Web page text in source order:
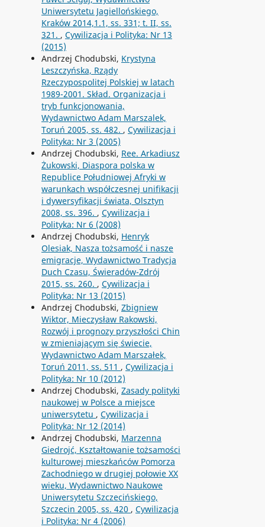
Uniwersytetu Jagiellońskiego,
Kraków 2014,1.1, ss. 331; t. II, ss.
321. , Cywilizacja i Polityka: Nr 13
(2015)
Andrzej Chodubski, Krystyna
Leszczyńska, Rządy
Rzeczypospolitej Polskiej w latach
1989-2001. Skład. Organizacja i
tryb funkcjonowania,
Wydawnictwo Adam Marszalek,
Toruń 2005, ss. 482. , Cywilizacja i
Polityka: Nr 3 (2005)
Andrzej Chodubski, Ree. Arkadiusz
Żukowski, Diaspora polska w
Republice Południowej Afryki w
warunkach współczesnej unifikacji
i dywersyfikacji świata, Olsztyn
2008, ss. 396. , Cywilizacja i
Polityka: Nr 6 (2008)
Andrzej Chodubski, Henryk
Olesiak, Nasza tożsamość i nasze
emigracje, Wydawnictwo Tradycja
Duch Czasu, Świeradów-Zdrój
2015, ss. 260. , Cywilizacja i
Polityka: Nr 13 (2015)
Andrzej Chodubski, Zbigniew
Wiktor, Mieczysław Rakowski,
Rozwój i prognozy przyszłości Chin
w zmieniającym się świecie,
Wydawnictwo Adam Marszałek,
Toruń 2011, ss. 511 , Cywilizacja i
Polityka: Nr 10 (2012)
Andrzej Chodubski, Zasady polityki
naukowej w Polsce a miejsce
uniwersytetu , Cywilizacja i
Polityka: Nr 12 (2014)
Andrzej Chodubski, Marzenna
Giedrojć, Kształtowanie tożsamości
kulturowej mieszkańców Pomorza
Zachodniego w drugiej połowie XX
wieku, Wydawnictwo Naukowe
Uniwersytetu Szczecińskiego,
Szczecin 2005, ss. 420 , Cywilizacja
i Polityka: Nr 4 (2006)